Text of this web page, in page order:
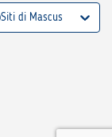
Siti di Mascus